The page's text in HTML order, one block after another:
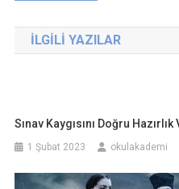
gezinmesi
İLGILI YAZILAR
Sınav Kaygısını Doğru
1 Şubat 2023 okulakademi